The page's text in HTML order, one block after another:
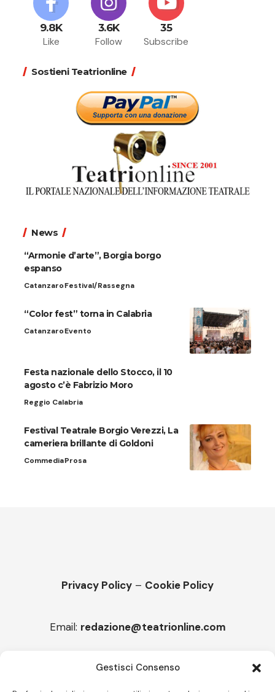
Gestisci Consenso
9.8K
Like
3.6K
Follow
35
Subscribe
Sostieni Teatrionline
News
“Armonie d’arte”, Borgia borgo
espanso
CatanzaroFestival/Rassegna
“Color fest” torna in Calabria
CatanzaroEvento
Festa nazionale dello Stocco, il 10
agosto c’è Fabrizio Moro
Reggio Calabria
Festival Teatrale Borgio Verezzi, La
cameriera brillante di Goldoni
CommediaProsa
Privacy Policy – Cookie Policy
Email: redazione@teatrionline.com